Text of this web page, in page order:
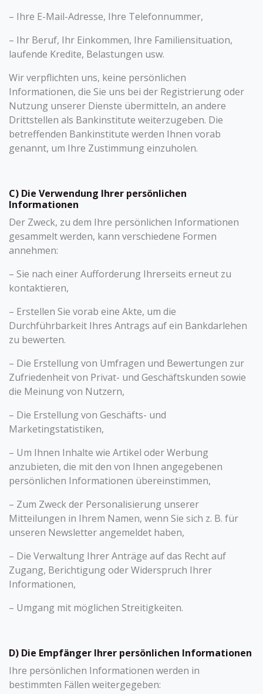
– Ihre E-Mail-Adresse, Ihre Telefonnummer,
– Ihr Beruf, Ihr Einkommen, Ihre Familiensituation,
laufende Kredite, Belastungen usw.
Wir verpflichten uns, keine persönlichen
Informationen, die Sie uns bei der Registrierung oder
Nutzung unserer Dienste übermitteln, an andere
Drittstellen als Bankinstitute weiterzugeben. Die
betreffenden Bankinstitute werden Ihnen vorab
genannt, um Ihre Zustimmung einzuholen.
C) Die Verwendung Ihrer persönlichen
Informationen
Der Zweck, zu dem Ihre persönlichen Informationen
gesammelt werden, kann verschiedene Formen
annehmen:
– Sie nach einer Aufforderung Ihrerseits erneut zu
kontaktieren,
– Erstellen Sie vorab eine Akte, um die
Durchführbarkeit Ihres Antrags auf ein Bankdarlehen
zu bewerten.
– Die Erstellung von Umfragen und Bewertungen zur
Zufriedenheit von Privat- und Geschäftskunden sowie
die Meinung von Nutzern,
– Die Erstellung von Geschäfts- und
Marketingstatistiken,
– Um Ihnen Inhalte wie Artikel oder Werbung
anzubieten, die mit den von Ihnen angegebenen
persönlichen Informationen übereinstimmen,
– Zum Zweck der Personalisierung unserer
Mitteilungen in Ihrem Namen, wenn Sie sich z. B. für
unseren Newsletter angemeldet haben,
– Die Verwaltung Ihrer Anträge auf das Recht auf
Zugang, Berichtigung oder Widerspruch Ihrer
Informationen,
– Umgang mit möglichen Streitigkeiten.
D) Die Empfänger Ihrer persönlichen Informationen
Ihre persönlichen Informationen werden in
bestimmten Fällen weitergegeben: